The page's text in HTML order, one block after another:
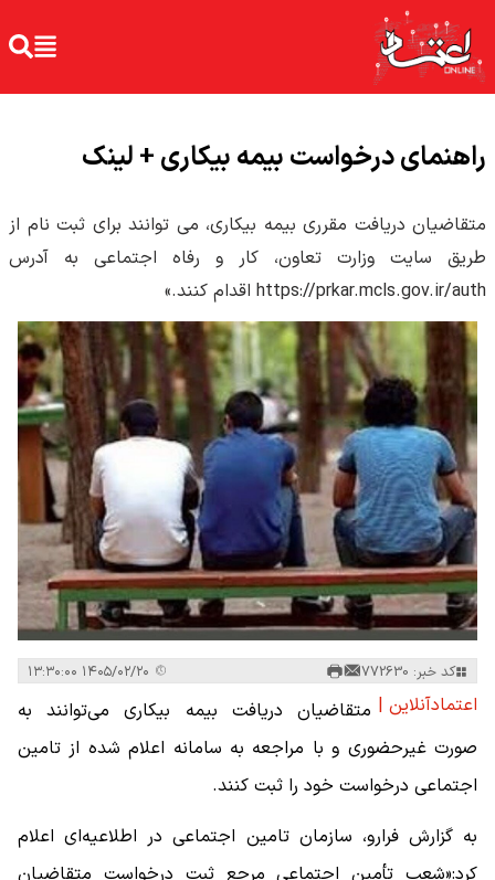
راهنمای درخواست بیمه بیکاری + لینک
متقاضیان دریافت مقرری بیمه بیکاری، می توانند برای ثبت نام از
طریق سایت وزارت تعاون، کار و رفاه اجتماعی به آدرس
https://prkar.mcls.gov.ir/auth اقدام کنند.»
کد خبر: 772630
اعتمادآنلاین | متقاضیان دریافت بیمه بیکاری می‌توانند به
صورت غیرحضوری و با مراجعه به سامانه اعلام شده از تامین
اجتماعی درخواست خود را ثبت کنند.
به گزارش فرارو، سازمان تامین اجتماعی در اطلاعیه‌ای اعلام
کرد:«شعب تأمین اجتماعی مرجع ثبت درخواست متقاضیان